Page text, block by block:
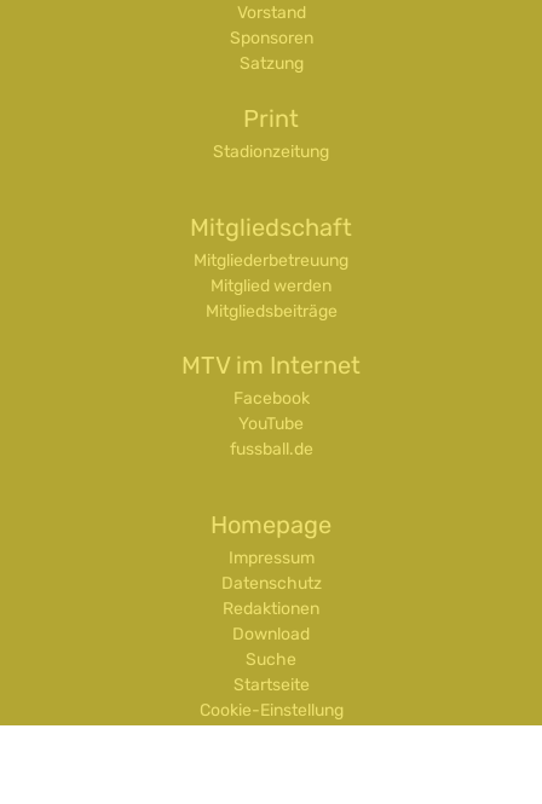
Vorstand
Sponsoren
Satzung
Print
Stadionzeitung
Mitgliedschaft
Mitgliederbetreuung
Mitglied werden
Mitgliedsbeiträge
MTV im Internet
Facebook
YouTube
fussball.de
Homepage
Impressum
Datenschutz
Redaktionen
Download
Suche
Startseite
Cookie-Einstellung